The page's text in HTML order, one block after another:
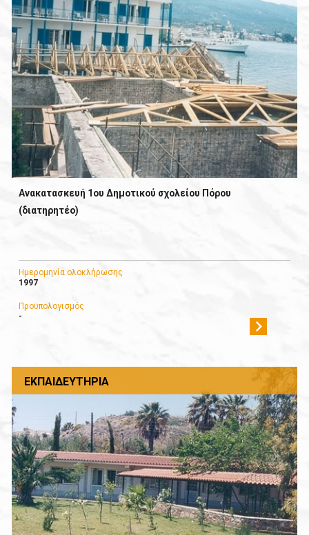
Ανακατασκευή 1oυ Δημοτικού σχολείου Πόρου
(διατηρητέο)
Ημερομηνία ολοκλήρωσης
1997
Προϋπολογισμός
-
ΕΚΠΑΙΔΕΥΤΉΡΙΑ